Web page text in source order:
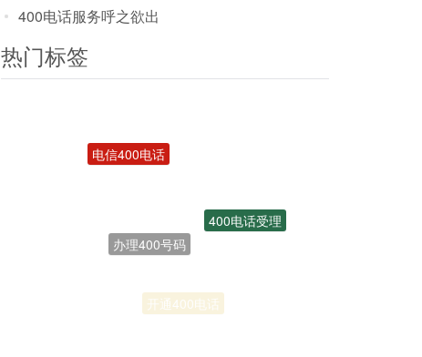
400电话服务呼之欲出
热门标签
开通400电话
联通400电话
400电话受理